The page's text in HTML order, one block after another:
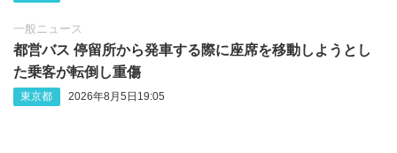
一般ニュース
都営バス 停留所から発車する際に座席を移動しようとし
た乗客が転倒し重傷
東京都 2026年8月5日19:05